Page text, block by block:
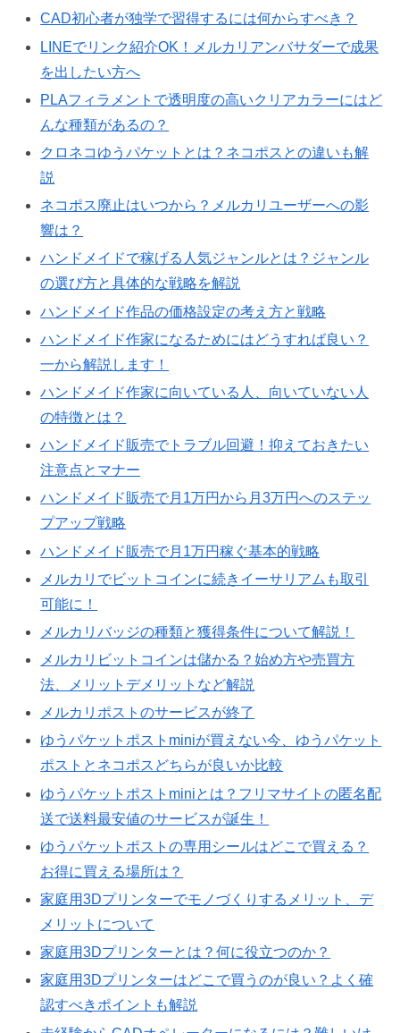
CAD初心者が独学で習得するには何からすべき？
LINEでリンク紹介OK！メルカリアンバサダーで成果
を出したい方へ
PLAフィラメントで透明度の高いクリアカラーにはど
んな種類があるの？
クロネコゆうパケットとは？ネコポスとの違いも解
説
ネコポス廃止はいつから？メルカリユーザーへの影
響は？
ハンドメイドで稼げる人気ジャンルとは？ジャンル
の選び方と具体的な戦略を解説
ハンドメイド作品の価格設定の考え方と戦略
ハンドメイド作家になるためにはどうすれば良い？
一から解説します！
ハンドメイド作家に向いている人、向いていない人
の特徴とは？
ハンドメイド販売でトラブル回避！抑えておきたい
注意点とマナー
ハンドメイド販売で月1万円から月3万円へのステッ
プアップ戦略
ハンドメイド販売で月1万円稼ぐ基本的戦略
メルカリでビットコインに続きイーサリアムも取引
可能に！
メルカリバッジの種類と獲得条件について解説！
メルカリビットコインは儲かる？始め方や売買方
法、メリットデメリットなど解説
メルカリポストのサービスが終了
ゆうパケットポストminiが買えない今、ゆうパケット
ポストとネコポスどちらが良いか比較
ゆうパケットポストminiとは？フリマサイトの匿名配
送で送料最安値のサービスが誕生！
ゆうパケットポストの専用シールはどこで買える？
お得に買える場所は？
家庭用3Dプリンターでモノづくりするメリット、デ
メリットについて
家庭用3Dプリンターとは？何に役立つのか？
家庭用3Dプリンターはどこで買うのが良い？よく確
認すべきポイントも解説